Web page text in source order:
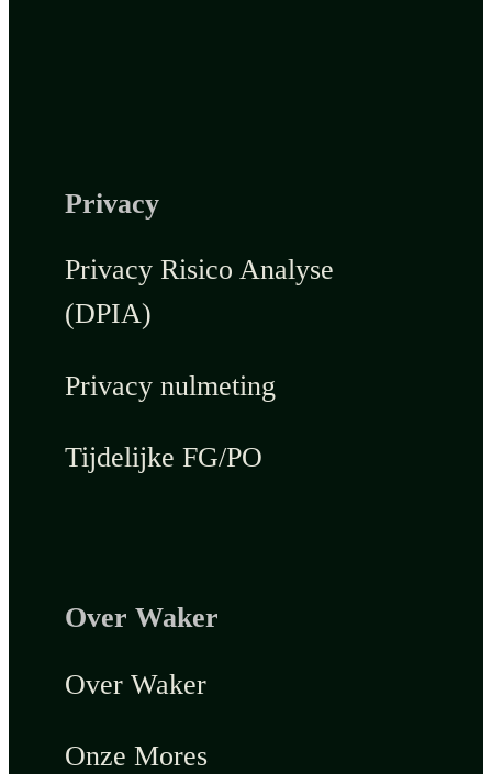
Privacy
Privacy Risico Analyse
(DPIA)
Privacy nulmeting
Tijdelijke FG/PO
Over Waker
Over Waker
Onze Mores